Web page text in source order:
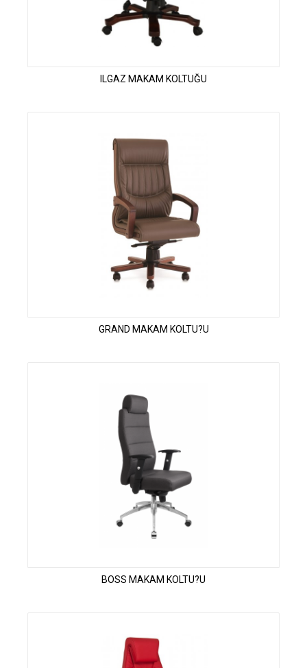
ILGAZ MAKAM KOLTUĞU
GRAND MAKAM KOLTU?U
BOSS MAKAM KOLTU?U